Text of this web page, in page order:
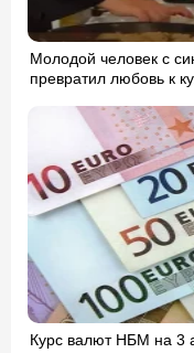
Молодой человек с
превратил любовь к
Курс валют НБМ на 3